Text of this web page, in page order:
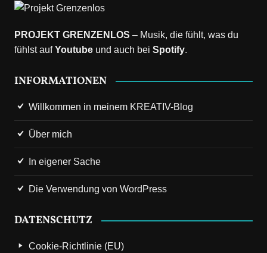
PROJEKT GRENZENLOS – Musik, die fühlt, was du
fühlst aufYoutube und auch bei Spotify.
INFORMATIONEN
Willkommen in meinem KREATIV-Blog
Über mich
In eigener Sache
Die Verwendung von WordPress
DATENSCHUTZ
Cookie-Richtlinie (EU)